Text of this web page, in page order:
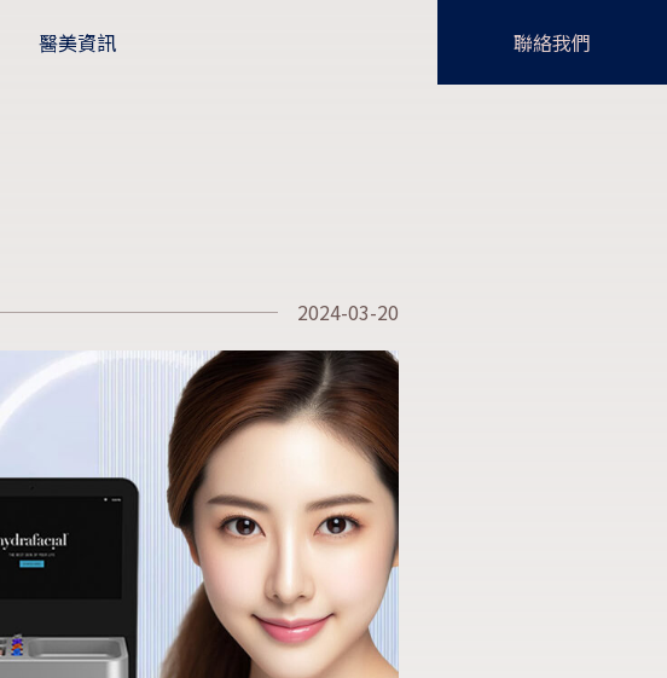
醫美資訊 聯絡我們
2024-03-20